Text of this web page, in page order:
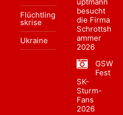
Flüchtling
skrise
Ukraine
besucht
die Firma
Schrottsh
ammer
2026
GSW
Fest
SK-
Sturm-
Fans
2026